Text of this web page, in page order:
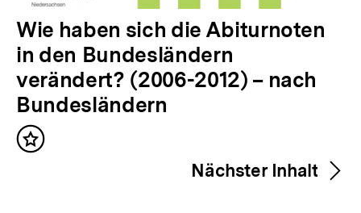
V
o
r
h
e
r
Wie haben sich die Abiturnoten
in den Bundesländern
verändert? (2006-2012) – nach
Bundesländern
Inhalt
Nächster Inhalt